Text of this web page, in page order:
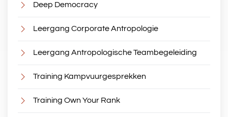
Deep Democracy
Leergang Corporate Antropologie
Leergang Antropologische Teambegeleiding
Training Kampvuurgesprekken
Training Own Your Rank